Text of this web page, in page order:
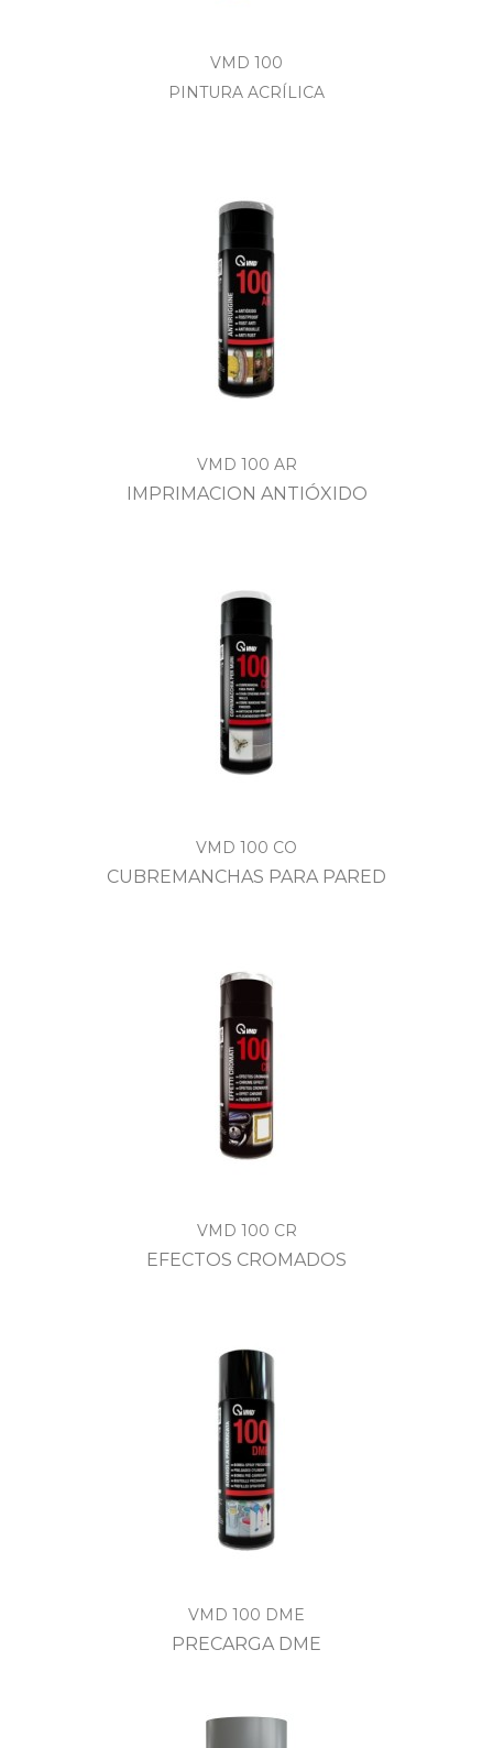
VMD 100
PINTURA ACRÍLICA
VMD 100 AR
IMPRIMACION ANTIÓXIDO
VMD 100 CO
CUBREMANCHAS PARA PARED
VMD 100 CR
EFECTOS CROMADOS
VMD 100 DME
PRECARGA DME